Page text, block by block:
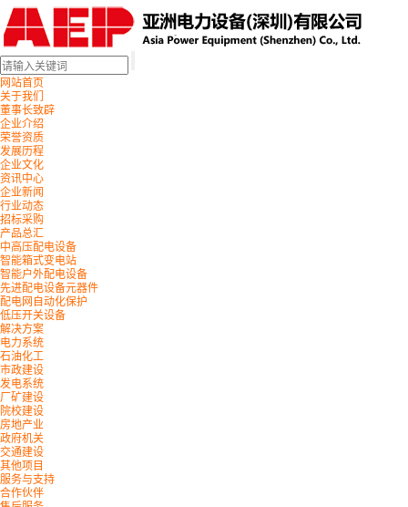
网站首页
关于我们
董事长致辟
企业介绍
荣誉资质
发展历程
企业文化
资讯中心
企业新闻
行业动态
招标采购
产品总汇
中高压配电设备
智能箱式变电站
智能户外配电设备
先进配电设备元器件
配电网自动化保护
低压开关设备
解决方案
电力系统
石油化工
市政建设
发电系统
厂矿建设
院校建设
房地产业
政府机关
交通建设
其他项目
服务与支持
合作伙伴